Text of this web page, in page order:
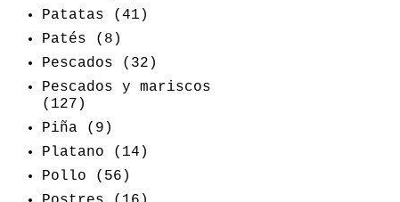
Patatas
(41)
Patés
(8)
Pescados
(32)
Pescados y mariscos
(127)
Piña
(9)
Platano
(14)
Pollo
(56)